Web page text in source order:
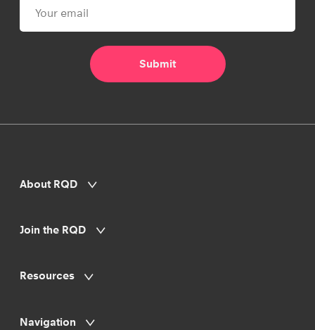
About RQD
Join the RQD
Resources
Navigation